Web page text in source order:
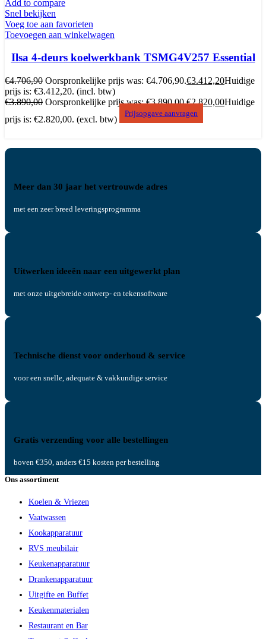
Add to compare
Snel bekijken
Voeg toe aan favorieten
Toevoegen aan winkelwagen
Ilsa 4-deurs koelwerkbank TSMG4V257 Essential
€4.706,90 Oorspronkelijke prijs was: €4.706,90.€3.412,20Huidige
prijs is: €3.412,20. (incl. btw)
€3.890,00 Oorspronkelijke prijs was: €3.890,00.€2.820,00Huidige
prijs is: €2.820,00. (excl. btw)
Prijsopgave aanvragen
Meer dan 30 jaar het vertrouwde adres
met een zeer breed leveringsprogramma
Uitwerken ideeën naar een uitgewerkt plan
met onze uitgebreide ontwerp- en tekensoftware
Technische dienst voor onderhoud & service
voor een snelle, adequate & vakkundige service
Gratis verzending voor alle bestellingen
boven €350, anders €15 kosten per bestelling
Ons assortiment
Koelen & Vriezen
Vaatwassen
Kookapparatuur
RVS meubilair
Keukenapparatuur
Drankenapparatuur
Uitgifte en Buffet
Keukenmaterialen
Restaurant en Bar